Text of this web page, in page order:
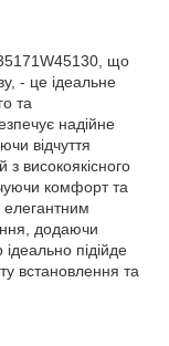
що
- це ідеальне
та
надійне
відчуття
з високоякісного
комфорт та
елегантним
додаючи
підійде
встановлення та